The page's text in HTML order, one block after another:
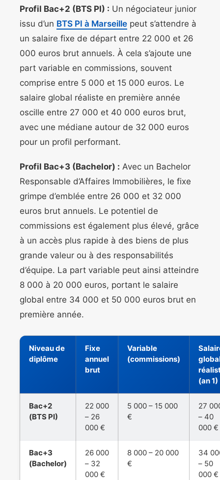
Profil Bac+2 (BTS PI) : Un négociateur junior
issu d’un BTS PI à Marseille peut s’attendre à
un salaire fixe de départ entre 22 000 et 26
000 euros brut annuels. À cela s’ajoute une
part variable en commissions, souvent
comprise entre 5 000 et 15 000 euros. Le
salaire global réaliste en première année
oscille entre 27 000 et 40 000 euros brut,
avec une médiane autour de 32 000 euros
pour un profil performant.
Profil Bac+3 (Bachelor) : Avec un Bachelor
Responsable d’Affaires Immobilières, le fixe
grimpe d’emblée entre 26 000 et 32 000
euros brut annuels. Le potentiel de
commissions est également plus élevé, grâce
à un accès plus rapide à des biens de plus
grande valeur ou à des responsabilités
d’équipe. La part variable peut ainsi atteindre
8 000 à 20 000 euros, portant le salaire
global entre 34 000 et 50 000 euros brut en
première année.
Niveau de
diplôme
Fixe
annuel
brut
Variable
(commissions)
(an 1)
Bac+2
(BTS PI)
22 000
– 26
000 €
5 000 – 15 000
€
27
– 40
000 €
Bac+3
(Bachelor)
26 000
– 32
000 €
8 000 – 20 000
€
34
– 50
000 €